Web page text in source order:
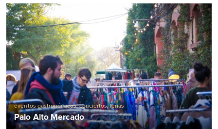
eventos gastronómicos,conciertos,ferias
Palo Alto Mercado